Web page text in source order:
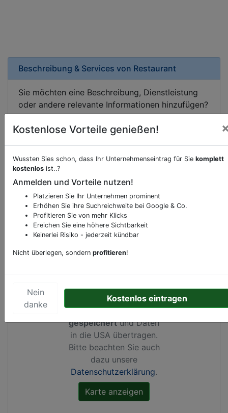
Beschreibung & Services von Restaurant
Sie möchten eine Beschreibung, Dienstleistung
oder andere relevante Informationen hinzufügen?
Klicken Sie bittehierum uns zu kontaktieren.
Gerne erweitern wir Ihren Firmeneintrag um
Ihr Unternehmen anbietet und womit Sie sich von
Ihren Wettbewerbern abheben.
KartenansichtDiezlinger Straße 52
Durch Aktivierung dieser
Karte werden von
Google Maps Cookies
gesetzt, IhreIP-Adresse
gespeichertund Daten
in die USA übertragen.
Bitte beachten Sie auch
dazu unsere
Datenschutzerklärung.
Kostenlose Vorteile genießen!
Wussten Sies schon, dass Ihr Unternehmenseintrag für Sie komplett
kostenlos ist..?
Anmelden und Vorteile nutzen!
Platzieren Sie Ihr Unternehmen prominent
Erhöhen Sie ihre Suchreichweite bei Google & Co.
Profitieren Sie von mehr Klicks
Ereichen Sie eine höhere Sichtbarkeit
Keinerlei Risiko - jederzeit kündbar
Nicht überlegen, sondern profitieren!
Nein
danke
Kostenlos eintragen